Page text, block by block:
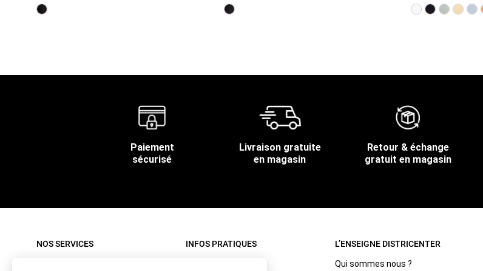
Paiement
sécurisé
Livraison gratuite
en magasin
Retour & échange
gratuit en magasin
NOS SERVICES INFOS PRATIQUES L’ENSEIGNE DISTRICENTER
Qui sommes nous ?